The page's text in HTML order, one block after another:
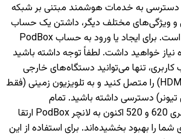
دسترسی به خدمات هوشمند مبتنی بر شبکه
و ویژگی‌های مختلف دیگر، داشتن یک حساب
کاربری PodBox الزامی است. برای ایجاد یا ورود به حساب PodBox
نیاز خواهید داشت. لطفاً توجه داشته باشید
تنها می‌توانید دستگاه‌های خارجی
(مانند اتصال از طریق HDMI) را متصل کنید و به تلویزیون‌ زمینی (فقط
تیونر) دسترسی داشته باشید. تمام
تلویزیون‌های PARS سری 620 و 520 اکنون به لانچر PodBox ارتقا
شما را بهبود بخشیده‌اند. برای استفاده از این